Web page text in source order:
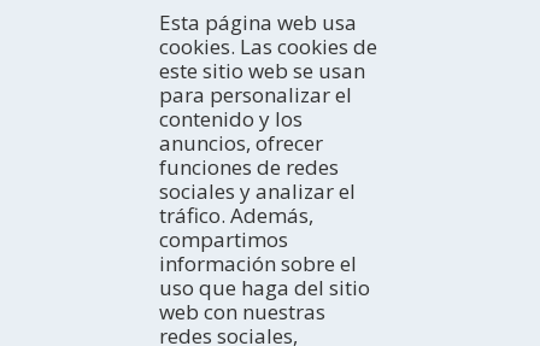
¿Cómo explorarla?
¿Con quién vienes?
TurisTIC en família
COMO LLEGAR
Espacios Naturales
DÓNDE DORMIR
Esta página web usa
cookies. Las cookies de
este sitio web se usan
para personalizar el
contenido y los
anuncios, ofrecer
funciones de redes
sociales y analizar el
tráfico. Además,
compartimos
información sobre el
uso que haga del sitio
web con nuestras
redes sociales,